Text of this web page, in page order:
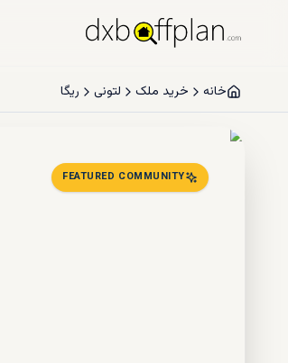
خانه خرید ملک لتونی ریگا
FEATURED COMMUNITY